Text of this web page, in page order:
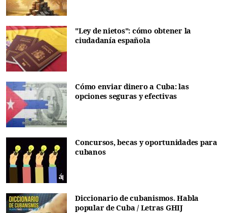
"Ley de nietos": cómo obtener la
ciudadanía española
Cómo enviar dinero a Cuba: las
opciones seguras y efectivas
Concursos, becas y oportunidades para
cubanos
Diccionario de cubanismos. Habla
popular de Cuba / Letras GHIJ